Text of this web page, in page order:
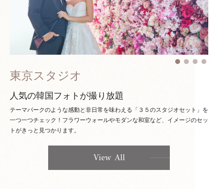
東京スタジオ
人気の韓国フォトが撮り放題
テーマパークのような感動と非日常を味わえる「３５のスタジオセット」を
一つ一つチェック！ フラワーウォールやモダンな和室など、イメージのセッ
トがきっと見つかります。
View All